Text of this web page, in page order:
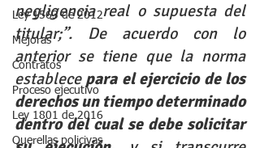
Ley 1563 de 2012
Mejoras
Contratos
Proceso ejecutivo
Ley 1801 de 2016
Querellas policivas
negligencia real o supuesta del
titular;”. De acuerdo con lo
anterior se tiene que la norma
establece para el ejercicio de los
derechos un tiempo determinado
dentro del cual se debe solicitar